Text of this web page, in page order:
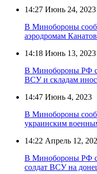
14:27 Июнь 24, 2023
В Минобороны
аэродромам
14:18 Июнь 13, 2023
В Минобороны РФ
ВСУ и складам
14:47 Июнь 4, 2023
В Минобороны
украинским
14:22 Апрель 12,
В Минобороны РФ
солдат ВСУ на